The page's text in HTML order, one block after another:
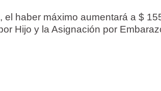
el haber máximo aumentará a $
Hijo y la Asignación por